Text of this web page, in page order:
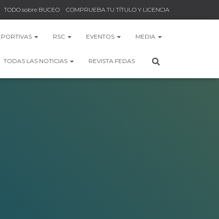
TODO sobre BUCEO COMPRUEBA TU TÍTULO Y LICENCIA
RSC EVENTOS MEDIA
TODAS LAS NOTICIAS REVISTA FEDAS